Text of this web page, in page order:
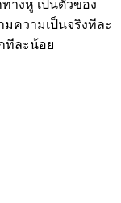
างหู เป็นตัวของ
ความเป็นจริงทีละ
ทีละน้อย